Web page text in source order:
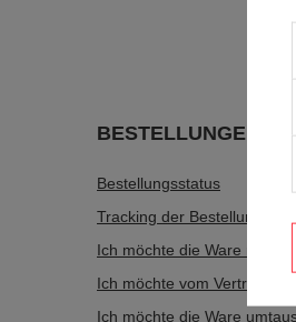
BESTELLUNGEN
Bestellungsstatus
Tracking der Bestellung
Ich möchte die Ware
Ich möchte vom Vertrag
Ich möchte die Ware